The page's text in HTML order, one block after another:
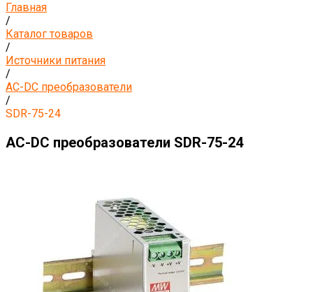
Главная
/
Каталог товаров
/
Источники питания
/
AC-DC преобразователи
/
SDR-75-24
AC-DC преобразователи SDR-75-24